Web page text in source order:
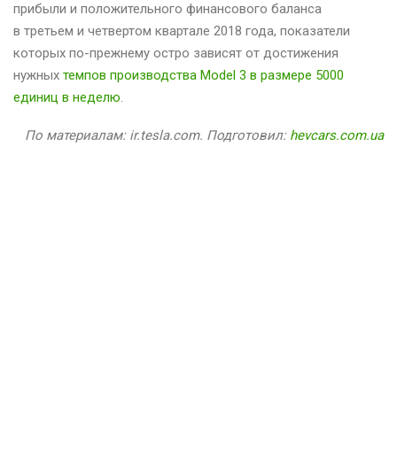
прибыли и положительного финансового баланса
в третьем и четвертом квартале 2018 года, показатели
которых по-прежнему остро зависят от достижения
нужных темпов производства Model 3 в размере 5000
единиц в неделю.
По материалам: ir.tesla.com. Подготовил: hevcars.com.ua